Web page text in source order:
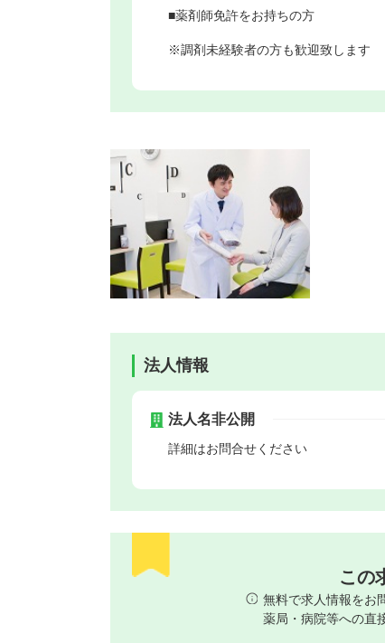
■薬剤師免許をお持ちの方
※調剤未経験者の方も歓迎致します
法人情報
法人名非公開
詳細はお問合せください
この
無料で求人情報をお
薬局・病院等への直